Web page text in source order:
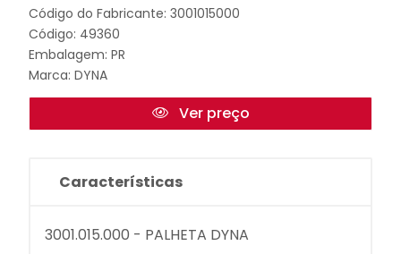
Código do Fabricante: 3001015000
Código: 49360
Embalagem: PR
Marca: DYNA
Ver preço
Características
3001.015.000 - PALHETA DYNA